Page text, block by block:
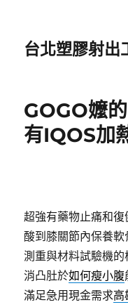
台北塑膠射出
GOGO嬤
有IQOS加
超強有藥物止痛和復
酸到膝關節內保養
測重與材料試驗機
消凸肚於如何瘦小腹
滿足急用現金需求高